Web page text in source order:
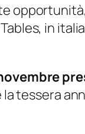
in
tessera